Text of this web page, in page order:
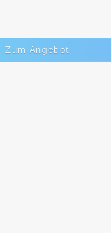
Zum Angebot